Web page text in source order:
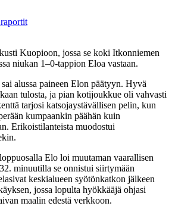
Kuopioon, jossa se koki Itkonniemen
niukan 1–0-tappion Eloa vastaan.
alussa paineen Elon päätyyn. Hyvä
tulosta, ja pian kotijoukkue oli vahvasti
tarjosi katsojaystävällisen pelin, kun
kumpaankin päähän kuin
Erikoistilanteista muodostui
Elo loi muutaman vaarallisen
minuutilla se onnistui siirtymään
keskialueen syötönkatkon jälkeen
jossa lopulta hyökkääjä ohjasi
maalin edestä verkkoon.